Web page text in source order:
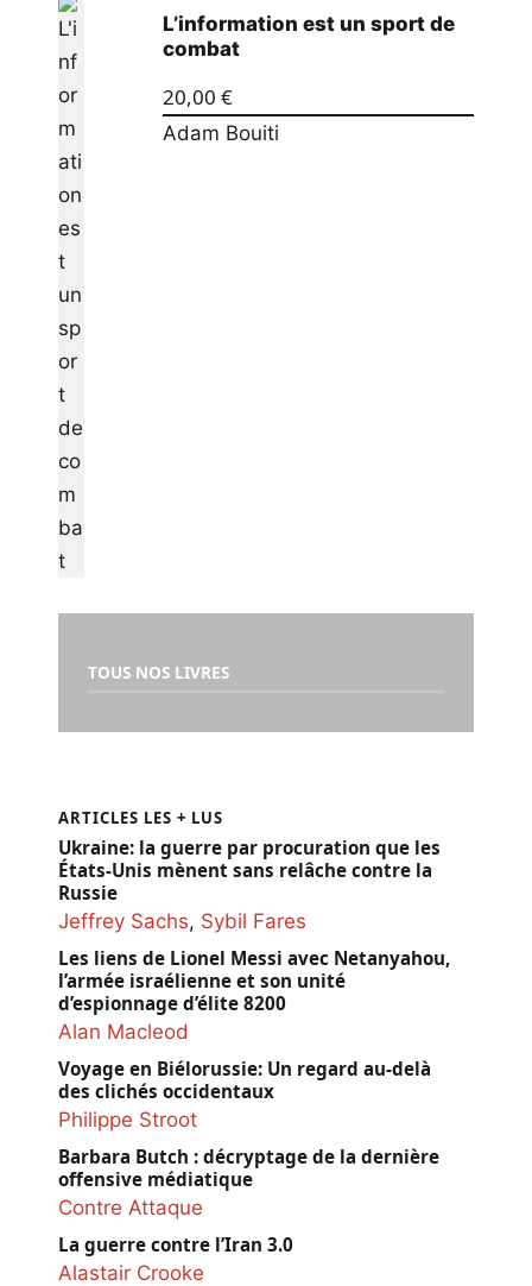
L’information est un sport de
combat
20,00 €
Adam Bouiti
TOUS NOS LIVRES
ARTICLES LES + LUS
Ukraine: la guerre par procuration que les
États-Unis mènent sans relâche contre la
Russie
Jeffrey Sachs, Sybil Fares
Les liens de Lionel Messi avec Netanyahou,
l’armée israélienne et son unité
d’espionnage d’élite 8200
Alan Macleod
Voyage en Biélorussie: Un regard au-delà
des clichés occidentaux
Philippe Stroot
Barbara Butch : décryptage de la dernière
offensive médiatique
Contre Attaque
La guerre contre l’Iran 3.0
Alastair Crooke